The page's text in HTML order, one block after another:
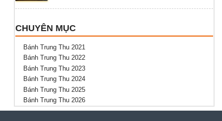
CHUYÊN MỤC
Bánh Trung Thu 2021
Bánh Trung Thu 2022
Bánh Trung Thu 2023
Bánh Trung Thu 2024
Bánh Trung Thu 2025
Bánh Trung Thu 2026